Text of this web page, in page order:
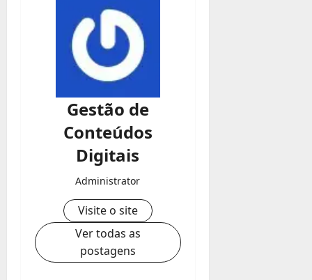
Gestão de
Conteúdos
Digitais
Administrator
Visite o site
Ver todas as
postagens